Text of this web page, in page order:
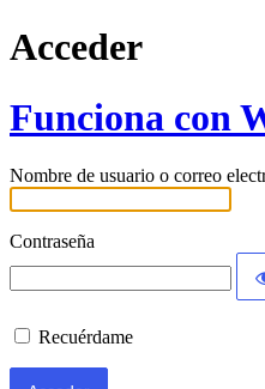
Acceder
Funciona con
Nombre de usuario o correo
Contraseña
Recuérdame